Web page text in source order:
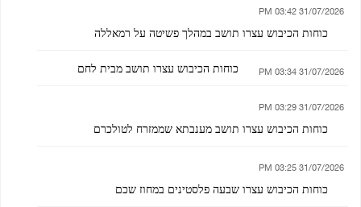
31/07/2026 03:42 PM
כוחות הכיבוש עצרו תושב במהלך פשיטה על רמאללה
31/07/2026 03:34 PM כוחות הכיבוש עצרו תושב מבית לחם
31/07/2026 03:29 PM
כוחות הכיבוש עצרו תושב מענבתא שממזרח לטולכרם
31/07/2026 03:25 PM
כוחות הכיבוש עצרו שבעה פלסטינים במחוז שכם